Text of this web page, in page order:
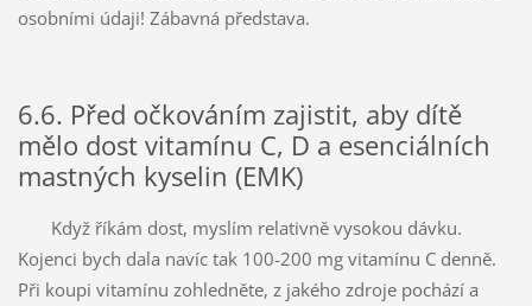
osobními údaji! Zábavná představa.
6.6. Před očkováním zajistit, aby dítě
mělo dost vitamínu C, D a esenciálních
mastných kyselin (EMK)
Když říkám dost, myslím relativně vysokou dávku.
Kojenci bych dala navíc tak 100-200 mg vitamínu C denně.
Při koupi vitamínu zohledněte, z jakého zdroje pochází a